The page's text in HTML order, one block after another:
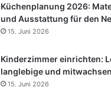
Küchenplanung 2026:
und Ausstattung für den
15. Juni 2026
Kinderzimmer einrichten:
langlebige und
15. Juni 2026